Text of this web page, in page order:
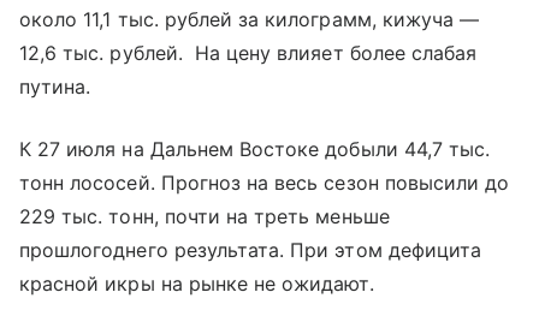
около 11,1 тыс. рублей за килограмм, кижуча —
12,6 тыс. рублей. На цену влияет более слабая
путина.
К 27 июля на Дальнем Востоке добыли 44,7 тыс.
тонн лососей. Прогноз на весь сезон повысили до
229 тыс. тонн, почти на треть меньше
прошлогоднего результата. При этом дефицита
красной икры на рынке не ожидают.